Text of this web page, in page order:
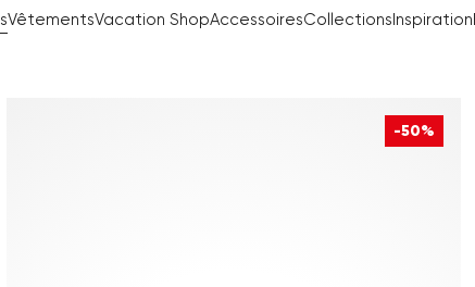
VêtementsVacation ShopAccessoiresCollectionsInspiration
-50%